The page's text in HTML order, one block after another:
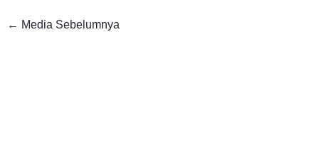
← Media Sebelumnya